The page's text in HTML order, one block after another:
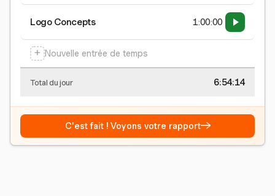
Logo Concepts 1:00:00
+ Nouvelle entrée de temps
Total du jour 6:54:15
C'est fait ! Voyons votre rapport→